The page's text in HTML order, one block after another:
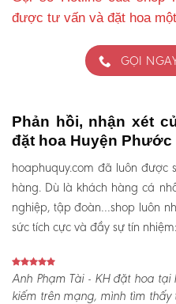
được tư vấn và đặt hoa
GỌI
Phản hồi, nhận xét
đặt hoa Huyện Phước
hoaphuquy.com đã luôn được
hàng. Dù là khách hàng cá
nghiệp, tập đoàn…shop luôn
sức tích cực và đầy sự tín nhiệm:
Anh Phạm Tài - KH đặt hoa tại
kiếm trên mạng, mình tìm